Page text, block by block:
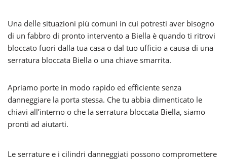
Una delle situazioni più comuni in cui potresti aver bisogno
di un fabbro di pronto intervento a Biella è quando ti ritrovi
bloccato fuori dalla tua casa o dal tuo ufficio a causa di una
serratura bloccata Biella o una chiave smarrita.
Apriamo porte in modo rapido ed efficiente senza
danneggiare la porta stessa. Che tu abbia dimenticato le
chiavi all’interno o che la serratura bloccata Biella, siamo
pronti ad aiutarti.
Le serrature e i cilindri danneggiati possono compromettere